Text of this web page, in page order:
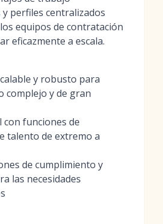
perfiles centralizados
equipos de contratación
eficazmente a escala.
y robusto para
complejo y de gran
funciones de
talento de extremo a
de cumplimiento y
las necesidades